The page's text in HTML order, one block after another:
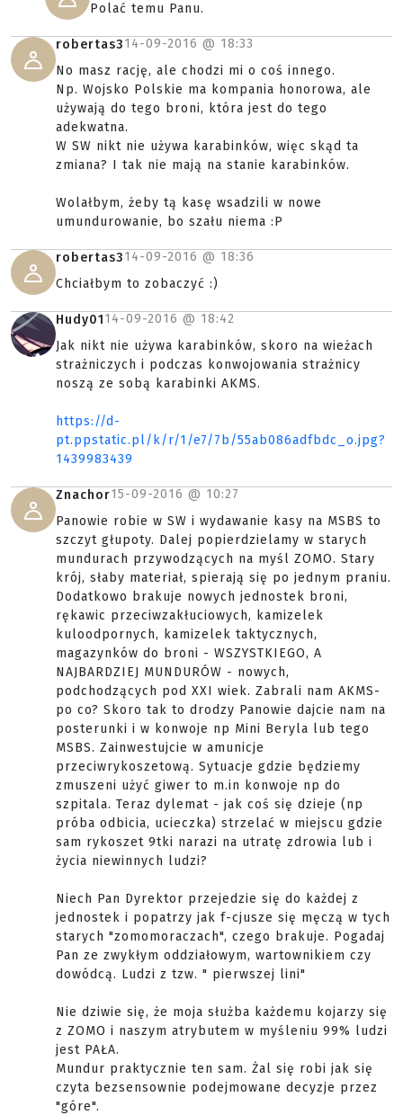
Polać temu Panu.
robertas314-09-2016 @ 18:33
No masz rację, ale chodzi mi o coś innego.
Np. Wojsko Polskie ma kompania honorowa, ale
używają do tego broni, która jest do tego
adekwatna.
W SW nikt nie używa karabinków, więc skąd ta
zmiana? I tak nie mają na stanie karabinków.
Wolałbym, żeby tą kasę wsadzili w nowe
umundurowanie, bo szału niema :P
robertas314-09-2016 @ 18:36
Chciałbym to zobaczyć :)
Hudy0114-09-2016 @ 18:42
Jak nikt nie używa karabinków, skoro na wieżach
strażniczych i podczas konwojowania strażnicy
noszą ze sobą karabinki AKMS.
https://d-
pt.ppstatic.pl/k/r/1/e7/7b/55ab086adfbdc_o.jpg?
1439983439
Znachor15-09-2016 @ 10:27
Panowie robie w SW i wydawanie kasy na MSBS to
szczyt głupoty. Dalej popierdzielamy w starych
mundurach przywodzących na myśl ZOMO. Stary
krój, słaby materiał, spierają się po jednym praniu.
Dodatkowo brakuje nowych jednostek broni,
rękawic przeciwzakłuciowych, kamizelek
kuloodpornych, kamizelek taktycznych,
magazynków do broni - WSZYSTKIEGO, A
NAJBARDZIEJ MUNDURÓW - nowych,
podchodzących pod XXI wiek. Zabrali nam AKMS-
po co? Skoro tak to drodzy Panowie dajcie nam na
posterunki i w konwoje np Mini Beryla lub tego
MSBS. Zainwestujcie w amunicje
przeciwrykoszetową. Sytuacje gdzie będziemy
zmuszeni użyć giwer to m.in konwoje np do
szpitala. Teraz dylemat - jak coś się dzieje (np
próba odbicia, ucieczka) strzelać w miejscu gdzie
sam rykoszet 9tki narazi na utratę zdrowia lub i
życia niewinnych ludzi?
Niech Pan Dyrektor przejedzie się do każdej z
jednostek i popatrzy jak f-cjusze się męczą w tych
starych "zomomoraczach", czego brakuje. Pogadaj
Pan ze zwykłym oddziałowym, wartownikiem czy
dowódcą. Ludzi z tzw. " pierwszej lini"
Nie dziwie się, że moja służba każdemu kojarzy się
z ZOMO i naszym atrybutem w myśleniu 99% ludzi
jest PAŁA.
Mundur praktycznie ten sam. Żal się robi jak się
czyta bezsensownie podejmowane decyzje przez
"góre".